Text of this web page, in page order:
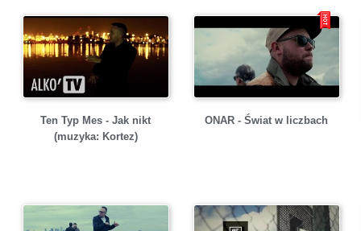
Ten Typ Mes - Jak nikt
(muzyka: Kortez)
ONAR - Świat w liczbach